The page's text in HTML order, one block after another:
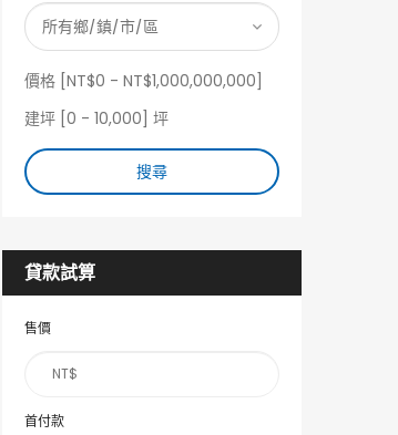
價格 [ NT$0 - NT$1,000,000,000
建坪 [ 0 - 10,000 ] 坪
搜尋
貸款試算
售價
首付款